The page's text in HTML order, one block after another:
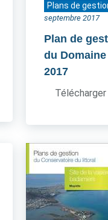
Plans de
septembre 2017
Plan de
du
2017